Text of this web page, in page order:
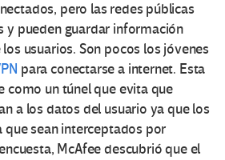
pero las redes públicas
y pueden guardar información
usuarios. Son pocos los jóvenes
para conectarse a internet. Esta
como un túnel que evita que
a los datos del usuario ya que los
que sean interceptados por
McAfee descubrió que el